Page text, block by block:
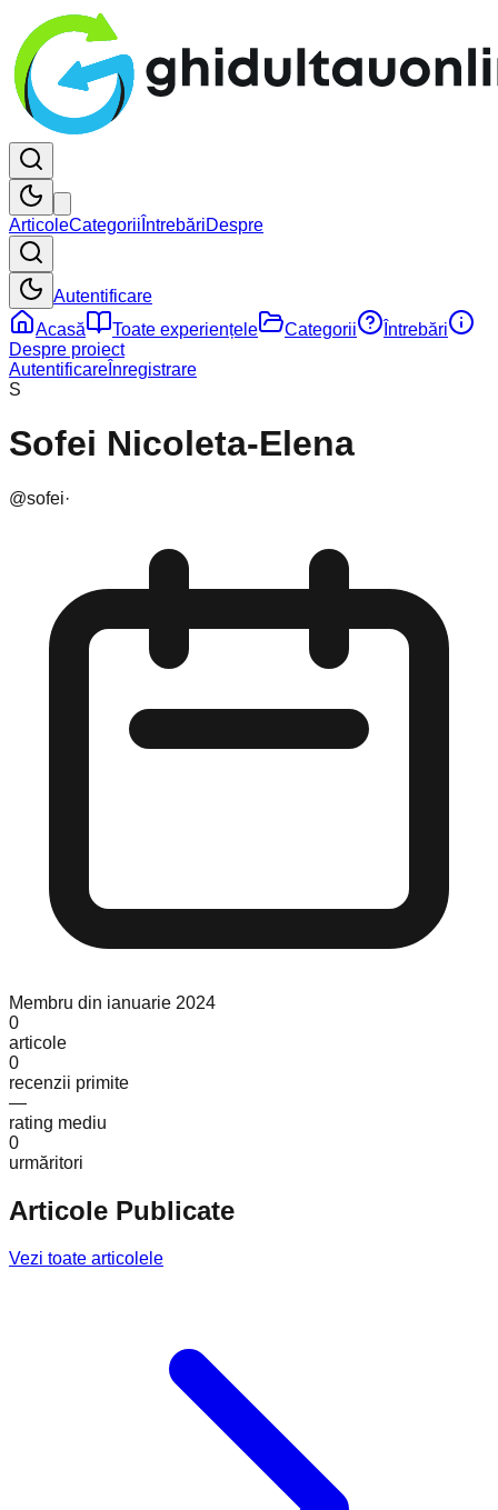
ArticoleCategorii ÎntrebăriDespre
Autentificare
Acasă
Toate experiențele Categorii
Întrebări
Despre proiect
Autentificare Înregistrare
S
Sofei Nicoleta-Elena
@sofei·
Membru din ianuarie 2024
0
articole
0
recenzii primite
—
rating mediu
0
urmăritori
Articole Publicate
Vezi toate articolele